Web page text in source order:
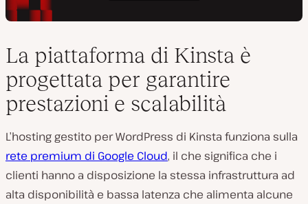
La piattaforma di Kinsta è
progettata per garantire
prestazioni e scalabilità
L’hosting gestito per WordPress di Kinsta funziona sulla
rete premium di Google Cloud, il che significa che i
clienti hanno a disposizione la stessa infrastruttura ad
alta disponibilità e bassa latenza che alimenta alcune